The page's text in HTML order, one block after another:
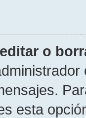
o
esta